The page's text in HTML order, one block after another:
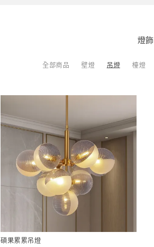
燈飾
全部商品 壁燈 吊燈 檯燈
碩果累累吊燈